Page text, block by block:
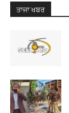
ਤਾਜਾ ਖਬਰ